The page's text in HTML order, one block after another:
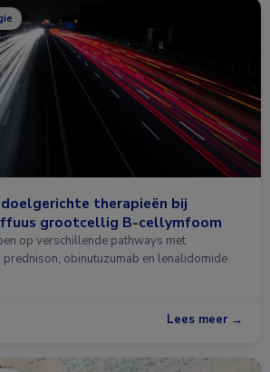
therapieën bij
grootcellig B-cellymfoom
op verschillende pathways met
obinutuzumab en lenalidomide
Lees meer →